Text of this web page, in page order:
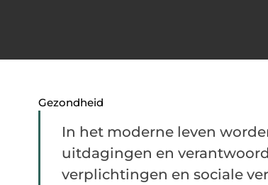
Gezondheid
In het moderne leven
uitdagingen en
verplichtingen en sociale